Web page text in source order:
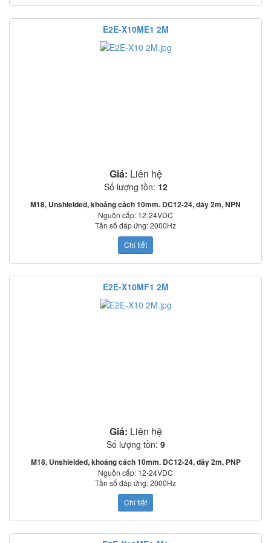
E2E-X10ME1 2M
Giá: Liên hệ
Số lượng tồn: 12
M18, Unshielded, khoảng cách 10mm. DC12-24, dây 2m, NPN
Nguồn cấp: 12-24VDC
Tần số đáp ứng: 2000Hz
Mạch bảo vệ: Ngược cực cấp nguồn, quá áp tức thời, ngắn mạch ngõ ra
Nhiệt độ làm việc: -25
Tiêu chuẩn: IEC60529: IP67
REVIEW E2E-X10ME1 2M:
Chi tiết
E2E-X10MF1 2M
Giá: Liên hệ
Số lượng tồn: 9
M18, Unshielded, khoảng cách 10mm. DC12-24, dây 2m, PNP
Nguồn cấp: 12-24VDC
Tần số đáp ứng: 2000Hz
Mạch bảo vệ: Ngược cực cấp nguồn, quá áp tức thời, ngắn mạch ngõ ra
Nhiệt độ làm việc: -25
Tiêu chuẩn: IEC60529: IP67
Review E2E-X10MF1 2M:
Chi tiết